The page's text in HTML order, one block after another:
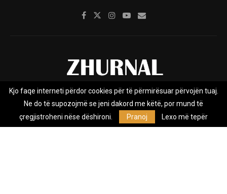
Rreth nesh Impresumi Marketing
Privacy Policy
Zhurnal.mk është Agjenci e Lajmeve e pavarur, e themeluar në vitin
Kjo faqe interneti përdor cookies për të përmirësuar përvojën tuaj.
Ne do të supozojmë se jeni dakord me këtë, por mund të
çregjistroheni nëse dëshironi.
Pranoj Lexo më tepër